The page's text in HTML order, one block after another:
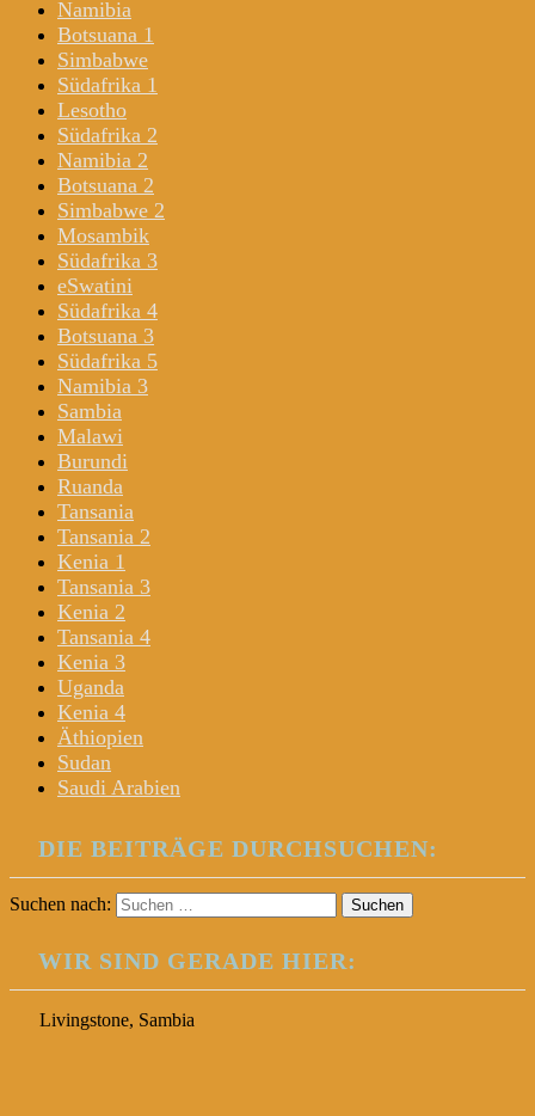
Namibia
Botsuana 1
Simbabwe
Südafrika 1
Lesotho
Südafrika 2
Namibia 2
Botsuana 2
Simbabwe 2
Mosambik
Südafrika 3
eSwatini
Südafrika 4
Botsuana 3
Südafrika 5
Namibia 3
Sambia
Malawi
Burundi
Ruanda
Tansania
Tansania 2
Kenia 1
Tansania 3
Kenia 2
Tansania 4
Kenia 3
Uganda
Kenia 4
Äthiopien
Sudan
Saudi Arabien
DIE BEITRÄGE DURCHSUCHEN:
Suchen nach:
WIR SIND GERADE HIER:
Livingstone, Sambia